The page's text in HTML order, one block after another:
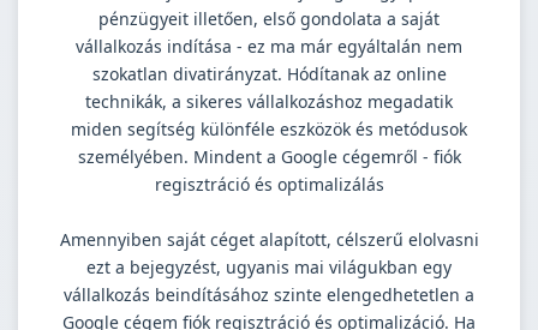
pénzügyeit illetően, első gondolata a saját
vállalkozás indítása - ez ma már egyáltalán nem
szokatlan divatirányzat. Hódítanak az online
technikák, a sikeres vállalkozáshoz megadatik
miden segítség különféle eszközök és metódusok
személyében. Mindent a Google cégemről - fiók
regisztráció és optimalizálás
Amennyiben saját céget alapított, célszerű elolvasni
ezt a bejegyzést, ugyanis mai világukban egy
vállalkozás beindításához szinte elengedhetetlen a
Google cégem fiók regisztráció és optimalizáció. Ha